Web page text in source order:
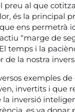
preu al que
és la principal
ens permetrà
“marge de
temps i la
de la nostra
exemples
invertits i que
la inversió